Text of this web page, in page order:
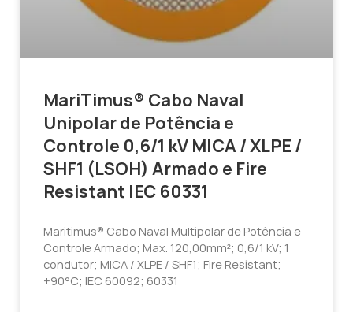
MariTimus® Cabo Naval
Unipolar de Potência e
Controle 0,6/1 kV MICA / XLPE /
SHF1 (LSOH) Armado e Fire
Resistant IEC 60331
Maritimus® Cabo Naval Multipolar de Potência e
Controle Armado; Max. 120,00mm²; 0,6/1 kV; 1
condutor; MICA / XLPE / SHF1; Fire Resistant;
+90°C; IEC 60092; 60331